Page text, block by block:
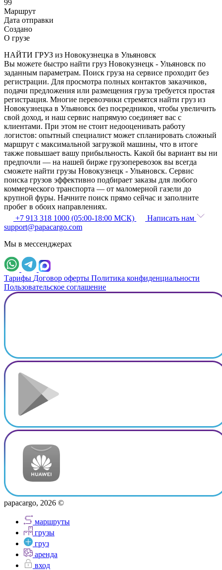
99
Маршрут
Дата отправки
Создано
О грузе
НАЙТИ ГРУЗ из Новокузнецка в Ульяновск
Вы можете быстро найти груз Новокузнецк - Ульяновск по
заданным параметрам. Поиск груза на сервисе проходит без
регистрации. Для просмотра полных контактов заказчиков,
подачи предложения или размещения груза требуется простая
регистрация. Многие перевозчики стремятся найти груз из
Новокузнецка в Ульяновск без посредников, чтобы увеличить
свой доход, и наш сервис напрямую соединяет вас с
клиентами. При этом не стоит недооценивать работу
логистов: опытный специалист может спланировать сложный
маршрут с максимальной загрузкой машины, что в итоге
также повышает вашу прибыльность. Какой бы вариант вы ни
предпочли — на нашей бирже грузоперевозок вы всегда
сможете найти грузы Новокузнецк - Ульяновск. Сервис
поиска грузов эффективно подбирает заказы для любого
коммерческого транспорта — от маломерной газели до
крупной фуры. Начните поиск прямо сейчас и заполните
пробег в обоих направлениях.
+7 913 318 1000 (05:00-18:00 МСК)
Написать нам
support@papacargo.com
Мы в мессенджерах
Тарифы Договор оферты Политика конфиденциальности
Пользовательское соглашение
papacargo, 2026 ©
маршруты
грузы
груз
аренда
вход